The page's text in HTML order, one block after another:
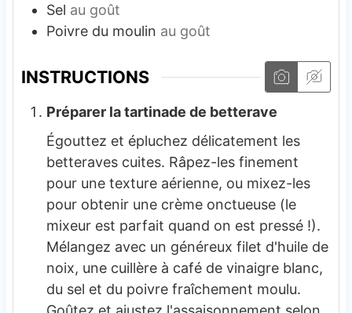
Sel au goût
Poivre du moulin au goût
INSTRUCTIONS
Préparer la tartinade de betterave
Égouttez et épluchez délicatement les
betteraves cuites. Râpez-les finement
pour une texture aérienne, ou mixez-les
pour obtenir une crème onctueuse (le
mixeur est parfait quand on est pressé !).
Mélangez avec un généreux filet d'huile de
noix, une cuillère à café de vinaigre blanc,
du sel et du poivre fraîchement moulu.